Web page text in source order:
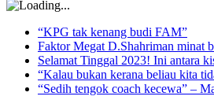
“KPG tak kenang budi FAM”
Faktor Megat D.Shahriman minat
Selamat Tinggal 2023! Ini antara
“Kalau bukan kerana beliau kita
“Sedih tengok coach kecewa” –